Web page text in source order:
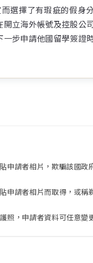
選擇了有瑕疵的假身
立海外帳號及控股公
步申請他國留學簽證
申請者相片，欺騙該國政
申請者相片而取得，或稱
照，申請者資料可任意變